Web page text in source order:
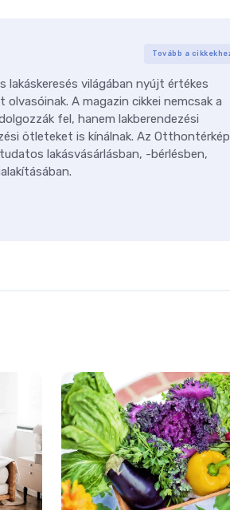
Tovább a
világában nyújt értékes
A magazin cikkei nemcsak a
fel, hanem lakberendezési
ötleteket is kínálnak. Az Otthontérkép
lakásvásárlásban, -bérlésben,